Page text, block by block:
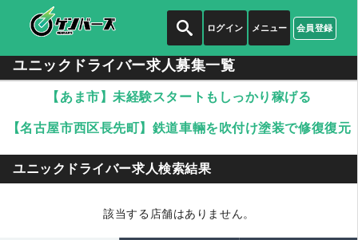
ログイン 会員登録
メニュー
ユニックドライバー求人募集一覧
【あま市】未経験スタートもしっかり稼げる
【名古屋市西区長先町】鉄道車輛を吹付け塗装で修復復元
ユニックドライバー求人検索結果
該当する店舗はありません。